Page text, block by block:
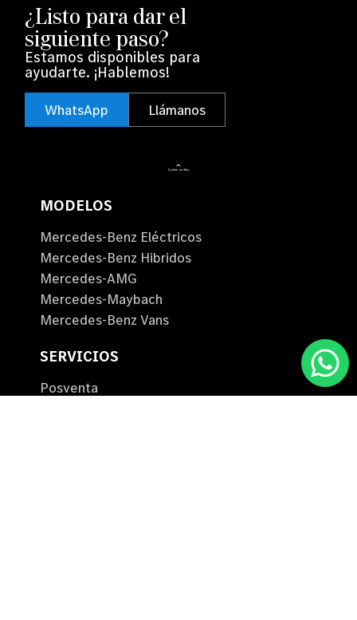
¿Listo para dar el
siguiente paso?
Estamos disponibles para
ayudarte. ¡Hablemos!
WhatsApp Llámanos
Volver arriba
MODELOS
Mercedes-Benz Eléctricos
Mercedes-Benz Hibridos
Mercedes-AMG
Mercedes-Maybach
Mercedes-Benz Vans
SERVICIOS
Posventa